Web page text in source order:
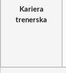
Kariera
trenerska